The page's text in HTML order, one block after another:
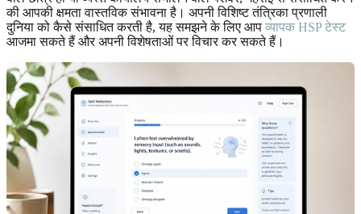
की आपकी क्षमता वास्तविक संभावना है। अपनी विशिष्ट तंत्रिका प्रणाली
दुनिया को कैसे संसाधित करती है, यह समझने के लिए आप व्यापक HSP टेस्ट
आजमा सकते हैं और अपनी विशेषताओं पर विचार कर सकते हैं।